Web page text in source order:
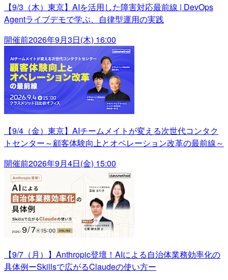
【9/3（木）東京】AIを活用した障害対応最前線 | DevOps
Agentライブデモで学ぶ、自律型運用の実践
開催前2026年9月3日(木) 16:00
【9/4（金）東京】AIチームメイトが変える次世代コンタク
トセンター～顧客体験向上とオペレーション改革の最前線～
開催前2026年9月4日(金) 15:00
【9/7（月）】Anthropic登壇！AIによる自治体業務効率化の
具体例ーSkillsで広がるClaudeの使い方ー